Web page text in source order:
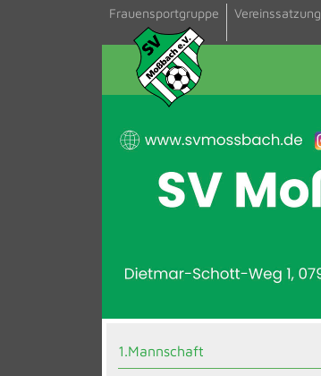
Frauensportgruppe Vereinssatzung
1.Mannschaft